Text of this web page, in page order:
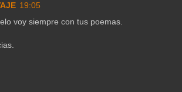
19:05
voy siempre con tus poemas.